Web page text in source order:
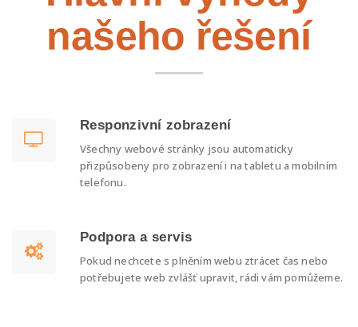
našeho řešení
Responzivní zobrazení
Všechny webové stránky jsou automaticky
přizpůsobeny pro zobrazení i na tabletu a mobilním
telefonu.
Podpora a servis
Pokud nechcete s plněním webu ztrácet čas nebo
potřebujete web zvlášť upravit, rádi vám pomůžeme.